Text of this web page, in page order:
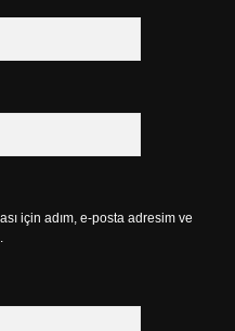
için adım, e-posta adresim ve